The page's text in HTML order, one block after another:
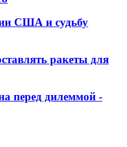
США и судьбу
ракеты для
перед дилеммой -